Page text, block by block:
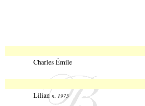
Charles Émile
Lilian n. 1975